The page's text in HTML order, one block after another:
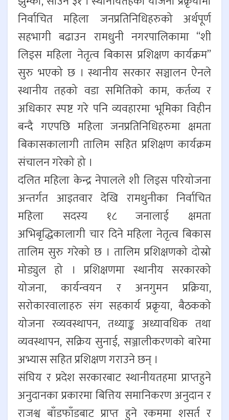
निर्वाचित महिला जनप्रतिनिधिहरुको अर्थपूर्ण
सहभागी बढाउन रामधुनी नगरपालिकामा “शी
लिड्स महिला नेतृत्व बिकास प्रशिक्षण कार्यक्रम”
सुरु भएको छ । स्थानीय सरकार सञ्चालन ऐनले
स्थानीय तहको वडा समितिको काम, कर्तव्य र
अधिकार स्पष्ट गरे पनि व्यवहारमा भूमिका विहीन
बन्दै गएपछि महिला जनप्रतिनिधिहरुमा क्षमता
बिकासकालागी तालिम सहित प्रशिक्षण कार्यक्रम
संचालन गरेको हो ।
दलित महिला केन्द्र नेपालले शी लिड्स परियोजना
अन्तर्गत आइतवार देखि रामधुनीका निर्वाचित
महिला सदस्य १८ जनालाई क्षमता
अभिबृद्धिकालागी चार दिने महिला नेतृत्व बिकास
तालिम सुरु गरेको छ । तालिम प्रशिक्षणको दोस्रो
मोड्युल हो । प्रशिक्षणमा स्थानीय सरकारको
योजना, कार्यन्वयन र अनगुमन प्रक्रिया,
सरोकारवालाहरु संग सहकार्य प्रक्रृया, बैठकको
योजना रव्यवस्थापन, तथ्याङ्क अध्यावधिक तथा
व्यवस्थापन, सक्रिय सुनाई, सञ्जालीकरणको बारेमा
अभ्यास सहित प्रशिक्षण गराउने छन् ।
संघिय र प्रदेश सरकारबाट स्थानीयतहमा प्राप्तहुने
अनुदानका प्रकारमा बित्तिय समानिकरण अनुदान र
राजश्व बाँडफाँडबाट प्राप्त हुने रकममा शसर्त र